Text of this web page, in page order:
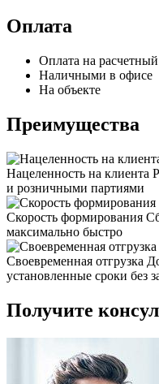
Оплата
Оплата на расчетный
Наличными в офисе
На объекте
Преимущества
Нацеленность на клиента
и розничными партиями
Скорость формирования
максимально быстро
Своевременная отгрузка
установленные сроки без
Получите